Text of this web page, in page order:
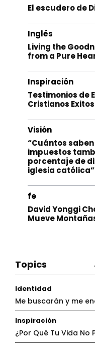
El escudero de
Inglés
Living the
from a Pure
Inspiración
Testimonios de
Cristianos
Visión
“Cuántos
impuestos
porcentaje de
iglesia católica”
fe
David Yonggi
Mueve
Topics
Identidad
Me buscarán y me
Inspiración
¿Por Qué Tu Vida